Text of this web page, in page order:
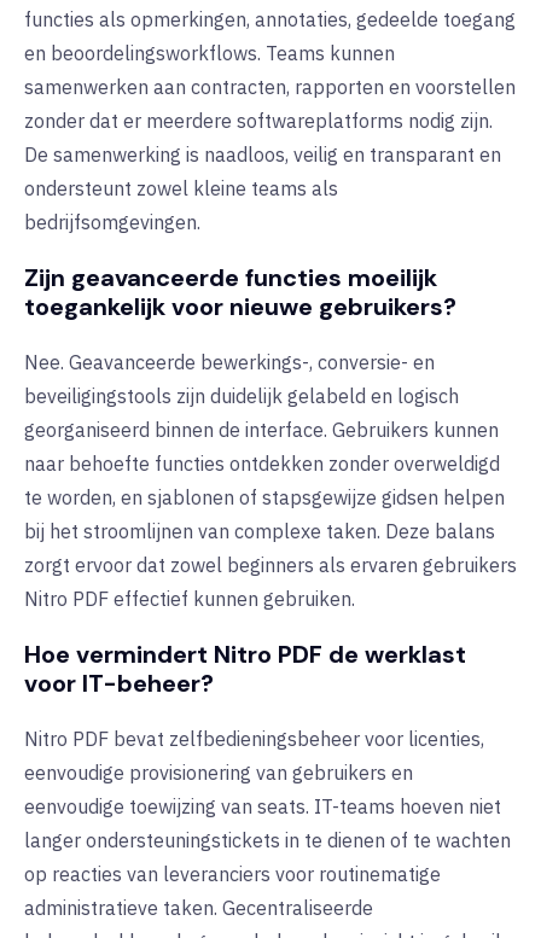
functies als opmerkingen, annotaties, gedeelde toegang
en beoordelingsworkflows. Teams kunnen
samenwerken aan contracten, rapporten en voorstellen
zonder dat er meerdere softwareplatforms nodig zijn.
De samenwerking is naadloos, veilig en transparant en
ondersteunt zowel kleine teams als
bedrijfsomgevingen.
Zijn geavanceerde functies moeilijk
toegankelijk voor nieuwe gebruikers?
Nee. Geavanceerde bewerkings-, conversie- en
beveiligingstools zijn duidelijk gelabeld en logisch
georganiseerd binnen de interface. Gebruikers kunnen
naar behoefte functies ontdekken zonder overweldigd
te worden, en sjablonen of stapsgewijze gidsen helpen
bij het stroomlijnen van complexe taken. Deze balans
zorgt ervoor dat zowel beginners als ervaren gebruikers
Nitro PDF effectief kunnen gebruiken.
Hoe vermindert Nitro PDF de werklast
voor IT-beheer?
Nitro PDF bevat zelfbedieningsbeheer voor licenties,
eenvoudige provisionering van gebruikers en
eenvoudige toewijzing van seats. IT-teams hoeven niet
langer ondersteuningstickets in te dienen of te wachten
op reacties van leveranciers voor routinematige
administratieve taken. Gecentraliseerde